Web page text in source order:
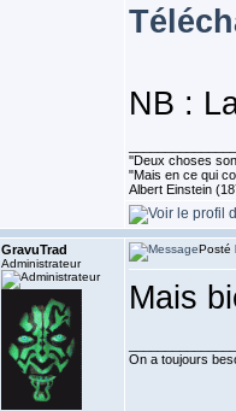
NB :
''Deux choses
"Mais en ce qui
Albert Einstein
GravuTrad
Administrateur
Posté
Mais
On a toujours